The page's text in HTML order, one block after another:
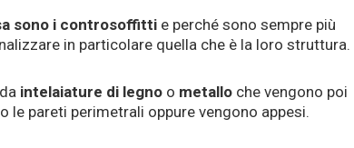
sono i controsoffitti e perché sono sempre più
in particolare quella che è la loro struttura.
intelaiature di legno o metallo che vengono poi
pareti perimetrali oppure vengono appesi.